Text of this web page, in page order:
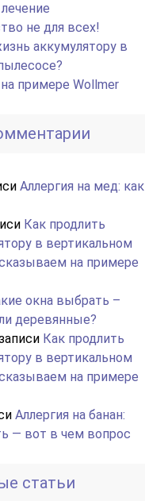
не для всех!
аккумулятору в
примере Wollmer
Аллергия на мед: как
Как продлить
в вертикальном
на примере
окна выбрать –
деревянные?
Как продлить
в вертикальном
на примере
Аллергия на банан:
— вот в чем вопрос
статьи